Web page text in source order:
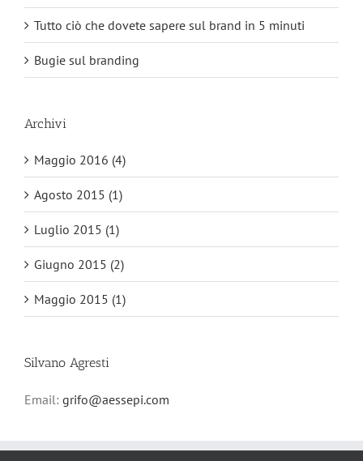
Tutto ciò che dovete sapere sul brand in 5 minuti
Bugie sul branding
Archivi
Maggio 2016 (4)
Agosto 2015 (1)
Luglio 2015 (1)
Giugno 2015 (2)
Maggio 2015 (1)
Silvano Agresti
Email: grifo@aessepi.com